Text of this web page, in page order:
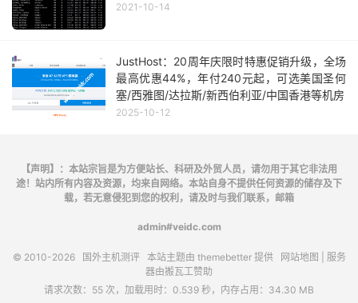
2021-10-14
JustHost：20周年庆限时特惠促销升级，全场
最高优惠44%，年付240元起，可选美国圣何
塞/西雅图/达拉斯/新西伯利亚/中国香港等机房
2025-10-12
【声明】：本站宗旨是为方便站长、科研及外贸人员，请勿用于其它非法用
途！站内所有内容及资源，均来自网络。本站自身不提供任何资源的储存及下
载，若无意侵犯到您的权利，请及时与我们联系，邮箱
admin#veidc.com
© 2010-2026 国外主机测评本站主题由 themebetter提供 网站地图 | 服务
器由搬瓦工赞助
请求次数：55 次，加载用时：0.539 秒，内存占用：34.30 MB